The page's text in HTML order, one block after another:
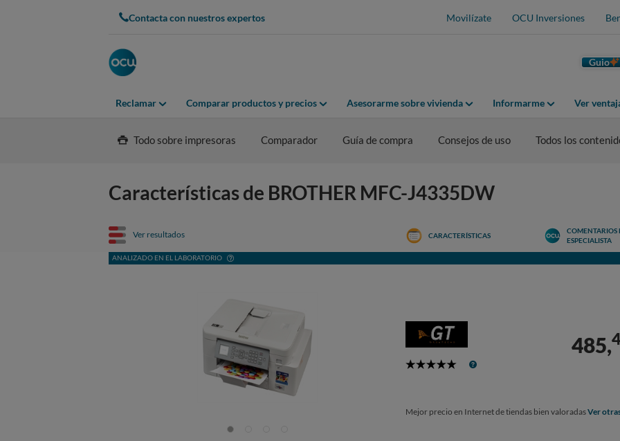
Contacta con nuestros expertos Movilízate OCU Inversiones
Guio
Reclamar Comparar productos y precios Asesorarme sobre vivienda Informarme Ver
Todo sobre impresoras Comparador Guía de compra Consejos de uso Todos los
Características de BROTHER MFC-J4335DW
Ver resultados
ANALIZADO EN EL LABORATORIO
CARACTERÍSTICAS
COMENTARIOS
ESPECIALISTA
5
485,
Mejor precio en Internet de tiendas bien valoradasVer